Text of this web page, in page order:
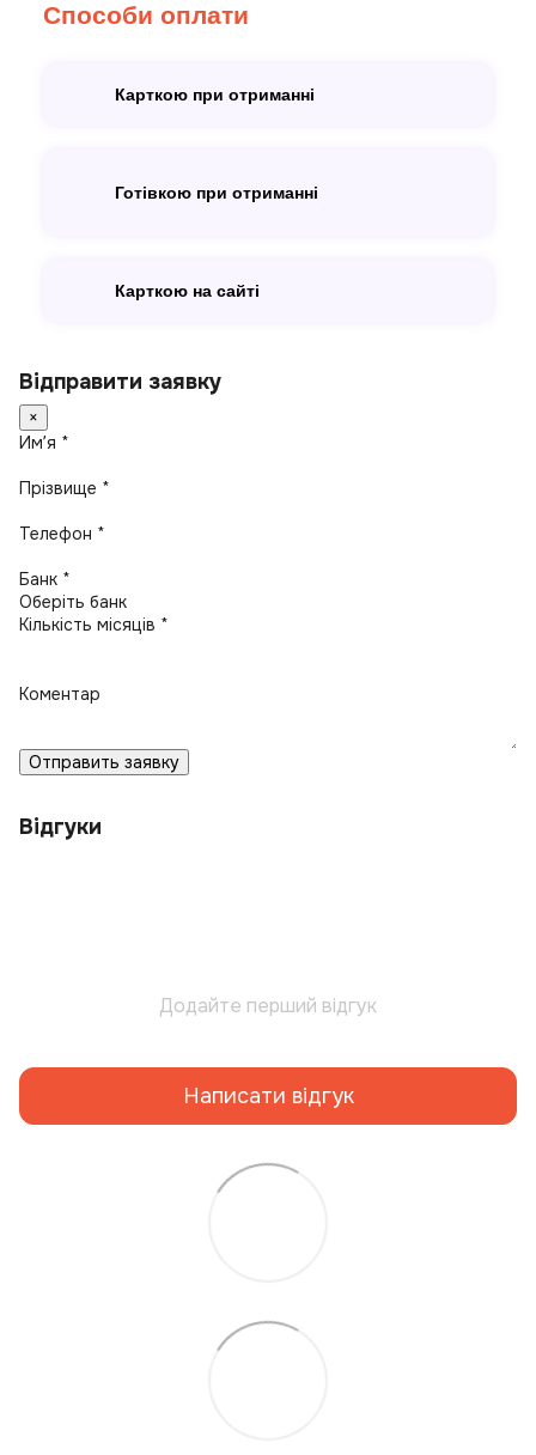
Способи оплати
Карткою при отриманні
Готівкою при отриманні
Карткою на сайті
Відправити заявку
×
Имʼя *
Прізвище *
Телефон *
Банк *
Кількість місяців *
Коментар
Отправить заявку
Відгуки
Додайте перший відгук
Написати відгук